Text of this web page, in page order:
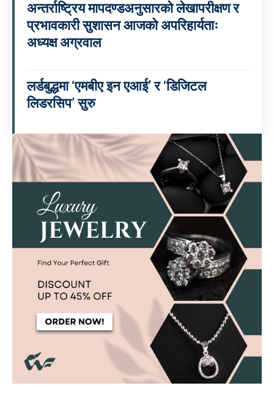
अन्तर्राष्ट्रिय मापदण्डअनुसारको लेखापरीक्षण र
प्रभावकारी सुशासन आजको अपरिहार्यताः
अध्यक्ष अग्रवाल
लर्डबुद्धमा ‘एमबीए इन एआई’ र ‘डिजिटल
लिडरसिप’ सुरु